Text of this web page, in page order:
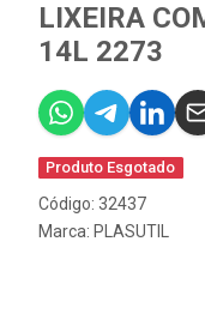
LIXEIRA
14L 2273
Produto Esgotado
Código: 32437
Marca: PLASUTIL